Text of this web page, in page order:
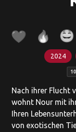
2024
Nach ihrer Flucht
wohnt Nour mit
Ihren
von exotischen